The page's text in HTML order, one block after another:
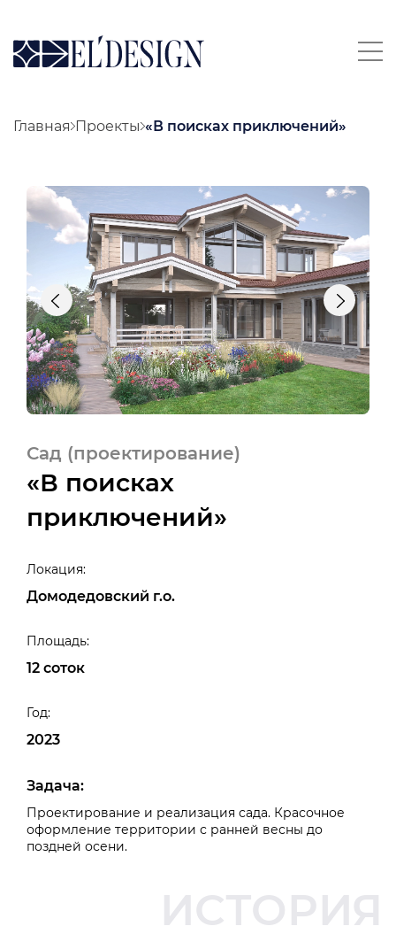
Главная Проекты «В поисках приключений»
Сад (проектирование)
«В поисках
приключений»
Локация:
Домодедовский г.о.
Площадь:
12 соток
Год:
2023
Задача:
Проектирование и реализация сада. Красочное
оформление территории с ранней весны до
поздней осени.